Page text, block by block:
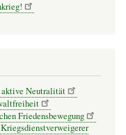
aktive Neutralität
Friedensbewegung